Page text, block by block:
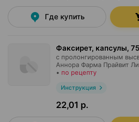
Где купить
Факсирет, капсулы,
с пролонгированным
Аннора Фарма Прайвит
• по рецепту
Инструкция
22,01 р.